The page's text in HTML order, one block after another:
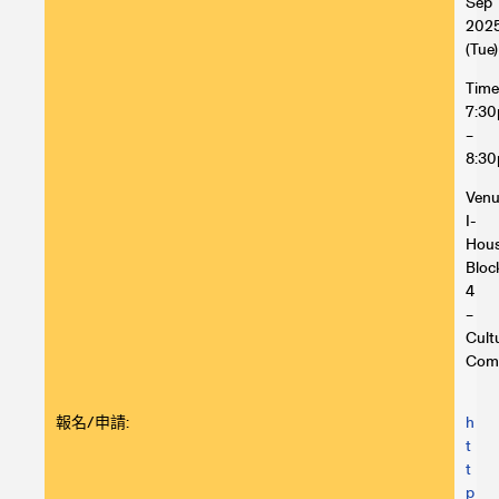
(Tue)
–
I-
4
–
報名/申請:
h
t
t
p